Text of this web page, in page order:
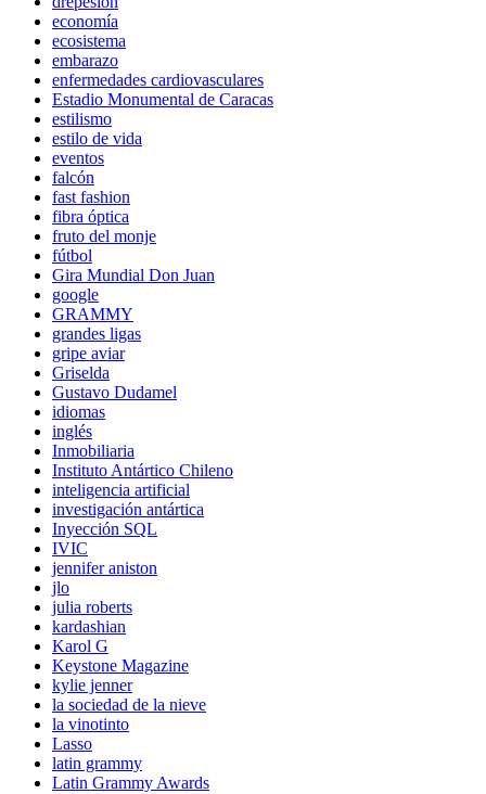
economía
ecosistema
embarazo
enfermedades cardiovasculares
Estadio Monumental de Caracas
estilismo
estilo de vida
eventos
falcón
fast fashion
fibra óptica
fruto del monje
fútbol
Gira Mundial Don Juan
google
GRAMMY
grandes ligas
gripe aviar
Griselda
Gustavo Dudamel
idiomas
inglés
Inmobiliaria
Instituto Antártico Chileno
inteligencia artificial
investigación antártica
Inyección SQL
IVIC
jennifer aniston
jlo
julia roberts
kardashian
Karol G
Keystone Magazine
kylie jenner
la sociedad de la nieve
la vinotinto
Lasso
latin grammy
Latin Grammy Awards